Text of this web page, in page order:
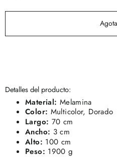
Detalles del producto:
Material: Melamina
Color: Multicolor, Dorado
Largo: 70 cm
Ancho: 3 cm
Alto: 100 cm
Peso: 1900 g